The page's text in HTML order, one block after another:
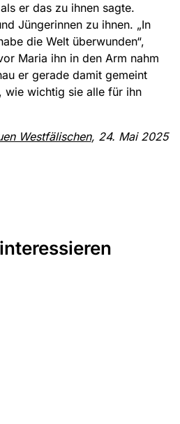
er das zu ihnen sagte.
Jüngerinnen zu ihnen. „In
die Welt überwunden“,
Maria ihn in den Arm nahm
er gerade damit gemeint
wie wichtig sie alle für ihn
Westfälischen, 24. Mai 2025